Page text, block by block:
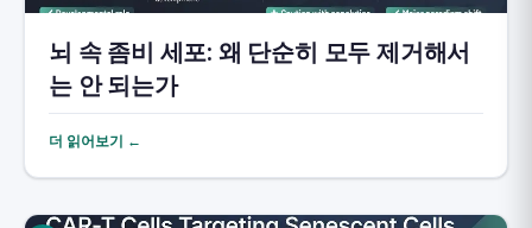
뇌 속 좀비 세포: 왜 단순히 모두 제거해서
는 안 되는가
더 읽어보기 ←